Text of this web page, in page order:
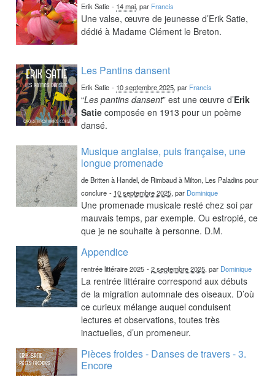
Erik Satie - 14 mai, par Francis
Une valse, œuvre de jeunesse d’Erik Satie,
dédié à Madame Clément le Breton.
Les Pantins dansent
Erik Satie - 10 septembre 2025, par Francis
“Les pantins dansent” est une œuvre d’Erik
Satie composée en 1913 pour un poème
dansé.
Musique anglaise, puis française, une
longue promenade
de Britten à Handel, de Rimbaud à Milton, Les Paladins pour
conclure - 10 septembre 2025, par Dominique
Une promenade musicale resté chez soi par
mauvais temps, par exemple. Ou estropié, ce
que je ne souhaite à personne. D.M.
Appendice
rentrée littéraire 2025 -2 septembre 2025, par Dominique
La rentrée littéraire correspond aux débuts
de la migration automnale des oiseaux. D’où
ce curieux mélange auquel conduisent
lectures et observations, toutes très
inactuelles, d’un promeneur.
Pièces froides - Danses de travers - 3.
Encore